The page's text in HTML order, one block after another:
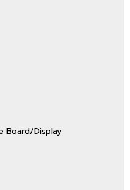
Board/Display